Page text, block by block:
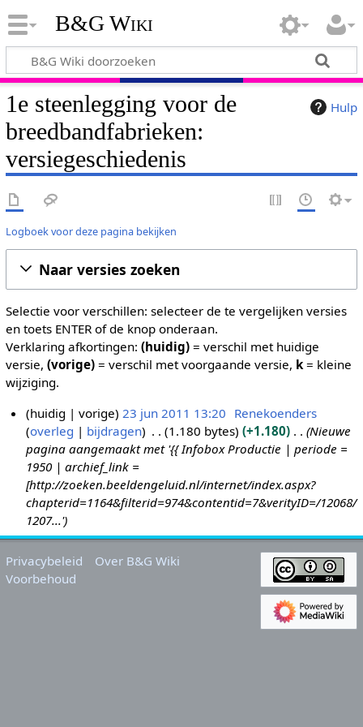
B&G Wiki
Hulp
1e steenlegging voor de
breedbandfabrieken:
versiegeschiedenis
Logboek voor deze pagina bekijken
Naar versies zoeken
Selectie voor verschillen: selecteer de te vergelijken versies
en toets ENTER of de knop onderaan.
Verklaring afkortingen: (huidig)= verschil met huidige
versie, (vorige)= verschil met voorgaande versie, k= kleine
wijziging.
0
1
1
huidig vorige 23 jun 2011 13:20 Renekoenders
overleg
bijdragen 1.180 bytes +1.180
Nieuwe
pagina aangemaakt met '{{ Infobox Productie | periode =
1950 | archief_link =
[http://zoeken.beeldengeluid.nl/internet/index.aspx?
chapterid=1164&filterid=974&contentid=7&verityID=/12068/
1207...'
Privacybeleid
Over B&G Wiki
Voorbehoud